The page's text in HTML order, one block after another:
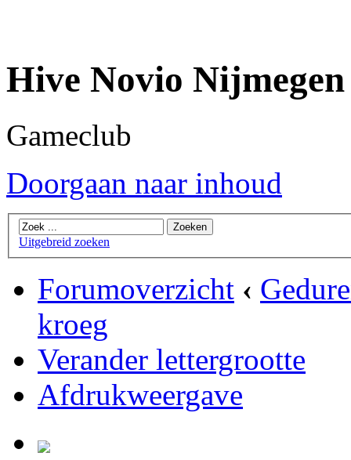
Hive Novio Nijmegen
Gameclub
Doorgaan naar inhoud
Uitgebreid zoeken
Forumoverzicht ‹
kroeg
Verander lettergrootte
Afdrukweergave